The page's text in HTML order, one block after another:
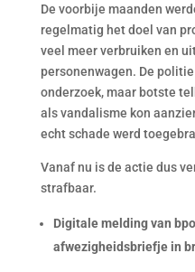
De voorbije maanden
regelmatig het doel van
veel meer verbruiken en
personenwagen. De
onderzoek, maar botste
als vandalisme kon
echt schade werd
Vanaf nu is de actie dus
strafbaar.
Digitale melding van
afwezigheidsbriefje in